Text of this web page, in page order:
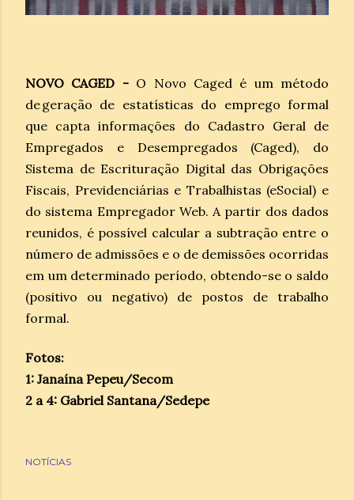
NOVO CAGED - O Novo Caged é um método
de geração de estatísticas do emprego formal
que capta informações do Cadastro Geral de
Empregados e Desempregados (Caged), do
Sistema de Escrituração Digital das Obrigações
Fiscais, Previdenciárias e Trabalhistas (eSocial) e
do sistema Empregador Web. A partir dos dados
reunidos, é possível calcular a subtração entre o
número de admissões e o de demissões ocorridas
em um determinado período, obtendo-se o saldo
(positivo ou negativo) de postos de trabalho
formal.
Fotos:
1: Janaína Pepeu/Secom
2 a 4: Gabriel Santana/Sedepe
NOTÍCIAS